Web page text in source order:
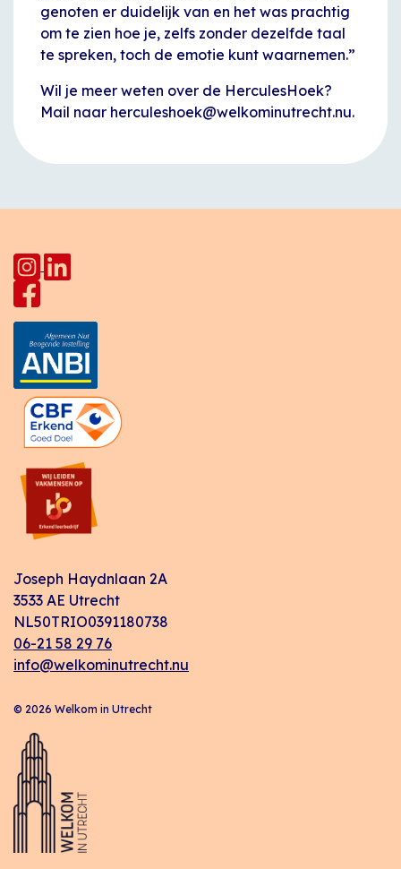
genoten er duidelijk van en het was prachtig
om te zien hoe je, zelfs zonder dezelfde taal
te spreken, toch de emotie kunt waarnemen.”
Wil je meer weten over de HerculesHoek?
Mail naar herculeshoek@welkominutrecht.nu.
Joseph Haydnlaan 2A
3533 AE Utrecht
NL50TRIO0391180738
06-21 58 29 76
info@welkominutrecht.nu
© 2026 Welkom in Utrecht